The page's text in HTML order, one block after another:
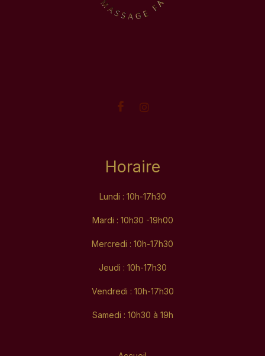
Horaire
Lundi : 10h-17h30
Mardi : 10h30 -19h00
Mercredi : 10h-17h30
Jeudi : 10h-17h30
Vendredi : 10h-17h30
Samedi : 10h30 à 19h